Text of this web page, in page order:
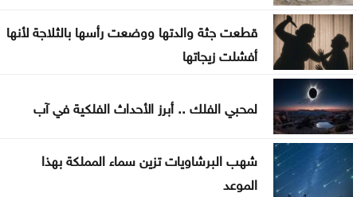
تغيير مسار 49 سفينة وتعطيل سفينتين ضمن عمليات
فرض الحصار على إيران
المواصفات والمقاييس: لا شكاوى بشأن أسطوانات
الغاز الجديدة
قطعت جثة والدتها ووضعت رأسها بالثلاجة لأنها
أفشلت زيجاتها
لمحبي الفلك .. أبرز الأحداث الفلكية في آب
شهب البرشاويات تزين سماء المملكة بهذا
الموعد